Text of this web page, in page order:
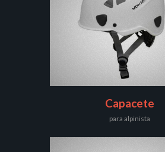
Capacete
para alpinista